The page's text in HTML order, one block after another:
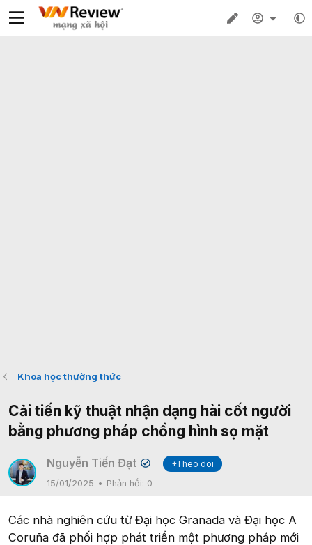
Khoa học thường thức
Cải tiến kỹ thuật nhận dạng hài cốt người
bằng phương pháp chồng hình sọ mặt
Nguyễn Tiến Đạt ✔
+Theo dõi
15/01/2025
Phản hồi: 0
Các nhà nghiên cứu từ Đại học Granada và Đại học A
Coruña đã phối hợp phát triển một phương pháp mới